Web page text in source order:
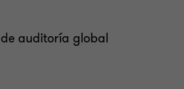
auditoría global